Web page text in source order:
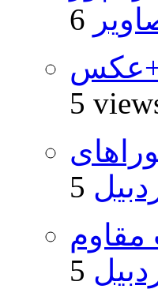
5
شوراهای
مقاوم